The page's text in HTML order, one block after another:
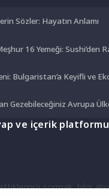
Sözler: Hayatın Anlamı
16 Yemeği: Sushi’den
Bulgaristan’a Keyifli ve
Gezebileceğiniz Avrupa
ve içerik platformu
sormak, bilgi